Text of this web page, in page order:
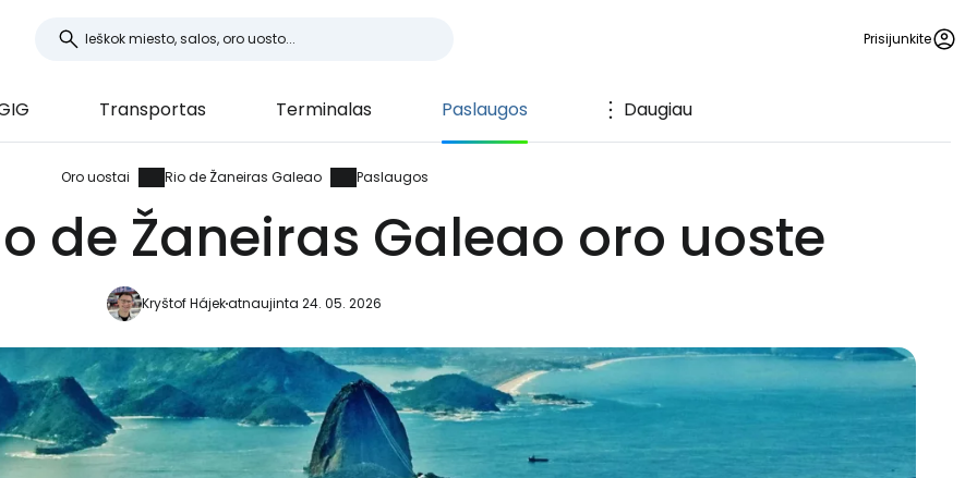
Prisijunkite
Transportas Terminalas Paslaugos Daugiau
Oro uostai Rio de Žaneiras Galeao Paslaugos
de Žaneiras Galeao oro uoste
Kryštof Hájekatnaujinta 24. 05. 2026